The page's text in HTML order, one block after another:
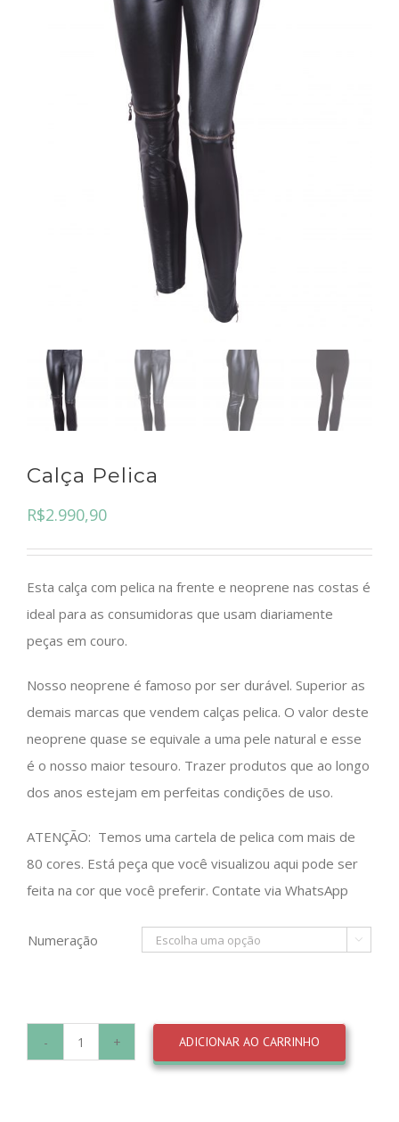
Calça Pelica
R$2.990,90
Esta calça com pelica na frente e neoprene nas costas é
ideal para as consumidoras que usam diariamente
peças em couro.
Nosso neoprene é famoso por ser durável. Superior as
demais marcas que vendem calças pelica. O valor deste
neoprene quase se equivale a uma pele natural e esse
é o nosso maior tesouro. Trazer produtos que ao longo
dos anos estejam em perfeitas condições de uso.
ATENÇÃO: Temos uma cartela de pelica com mais de
80 cores. Está peça que você visualizou aqui pode ser
feita na cor que você preferir. Contate via WhatsApp
Numeração 
ADICIONAR AO CARRINHO